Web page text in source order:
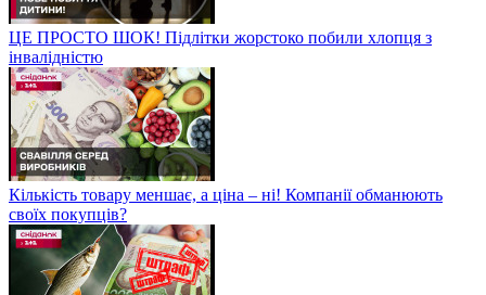
ЦЕ ПРОСТО ШОК! Підлітки жорстоко побили хлопця з
інвалідністю
Кількість товару меншає, а ціна – ні! Компанії обманюють
своїх покупців?